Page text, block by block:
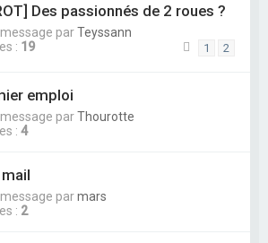
Des passionnés de 2 roues ?
parTeyssann
: 19 1 2
emploi
parThourotte
: 4
parmars
: 2